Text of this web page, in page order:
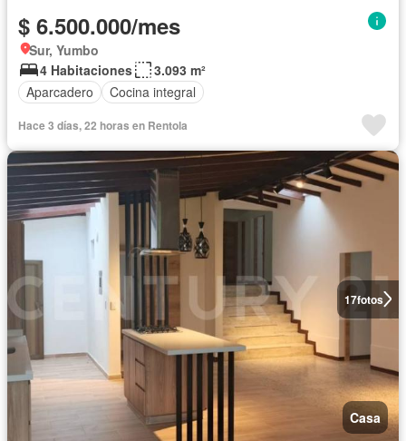
$ 6.500.000/mes
Sur, Yumbo
4 Habitaciones
3.093 m²
Aparcadero
Cocina integral
Hace 3 días, 22 horas en Rentola
17fotos
Casa